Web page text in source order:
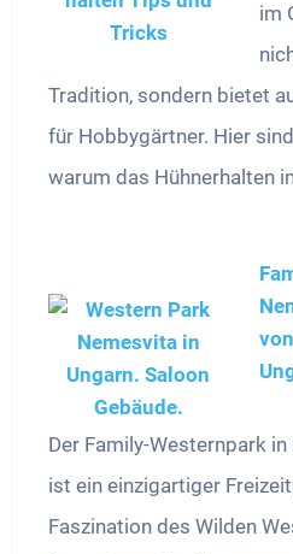
im
Tradition, sondern bietet
für Hobbygärtner. Hier
warum das Hühnerhalten
Der Family-Westernpark
ist ein einzigartiger
Faszination des Wilden